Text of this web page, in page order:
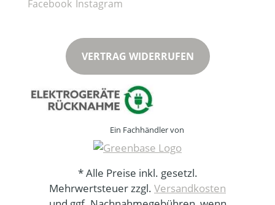
VERTRAG WIDERRUFEN
Ein Fachhändler von
* Alle Preise inkl. gesetzl.
Mehrwertsteuer zzgl. Versandkosten